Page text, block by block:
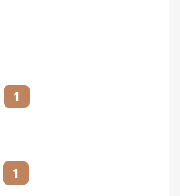
1
1